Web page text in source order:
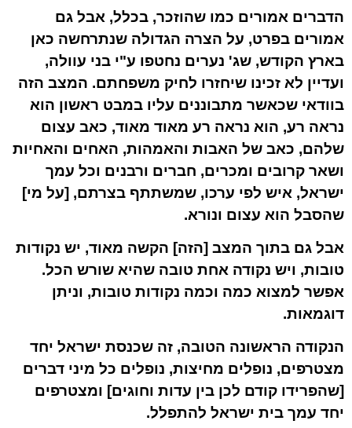
הדברים אמורים כמו שהוזכר, בכלל, אבל גם
אמורים בפרט, על הצרה הגדולה שנתרחשה כאן
בארץ הקודש, שג' נערים נחטפו ע"י בני עוולה,
ועדיין לא זכינו שיחזרו לחיק משפחתם. המצב הזה
בוודאי שכאשר מתבוננים עליו במבט ראשון הוא
נראה רע, הוא נראה רע מאוד מאוד, כאב עצום
שלהם, כאב של האבות והאמהות, האחים והאחיות
ושאר קרובים ומכרים, חברים ורבנים וכל עמך
ישראל, איש לפי ערכו, שמשתתף בצרתם, [על מי]
שהסבל הוא עצום ונורא.
אבל גם בתוך המצב [הזה] הקשה מאוד, יש נקודות
טובות, ויש נקודה אחת טובה שהיא שורש הכל.
אפשר למצוא כמה וכמה נקודות טובות, וניתן
דוגמאות.
הנקודה הראשונה הטובה, זה שכנסת ישראל יחד
מצטרפים, נופלים מחיצות, נופלים כל מיני דברים
[שהפרידו קודם לכן בין עדות וחוגים] ומצטרפים
יחד עמך בית ישראל להתפלל.